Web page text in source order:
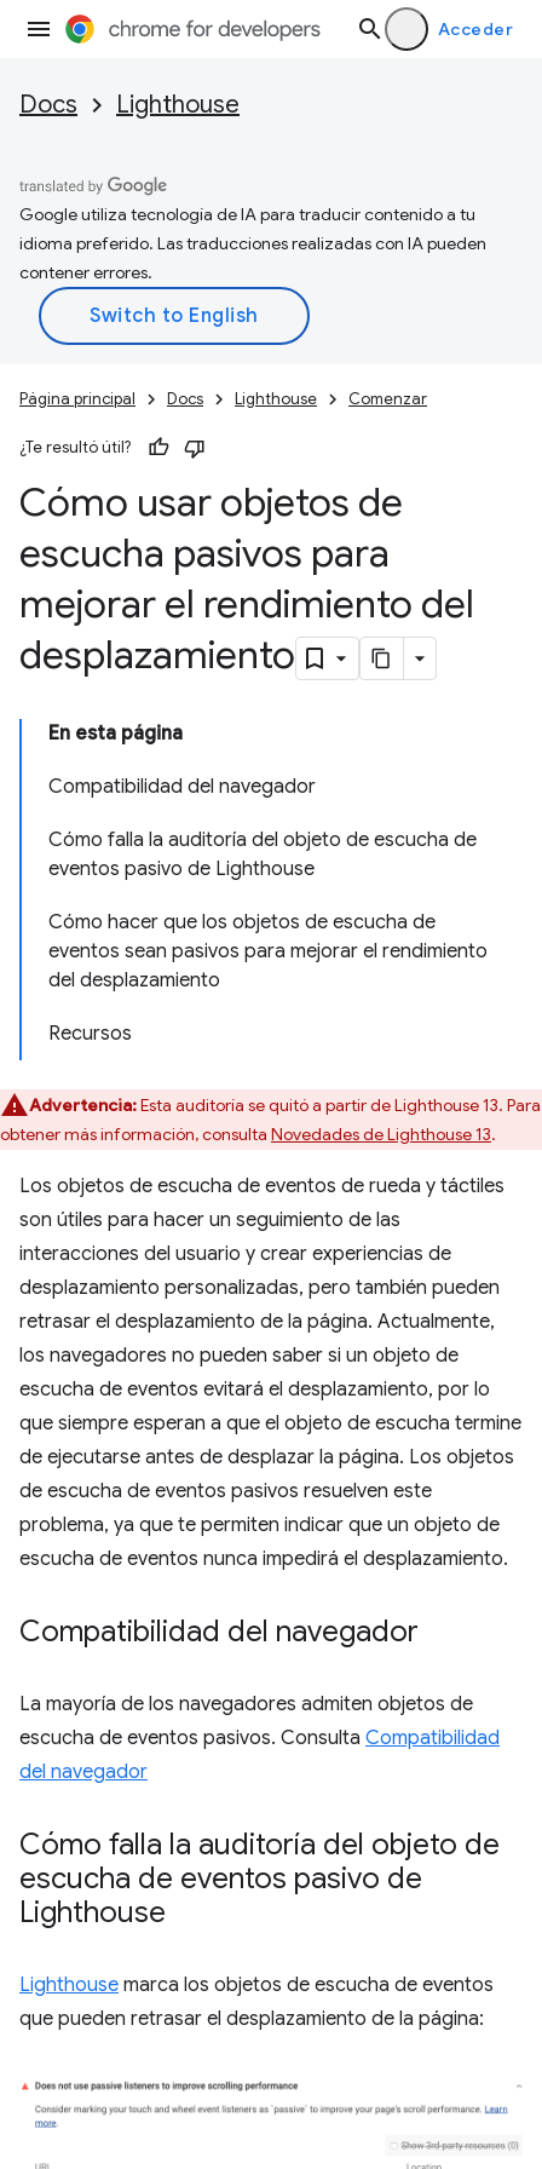
Acceder
Docs Lighthouse
Google utiliza tecnología de IA para traducir contenido a tu
idioma preferido. Las traducciones realizadas con IA pueden
contener errores.
Página principal Docs Lighthouse Comenzar
¿Te resultó útil?
Cómo usar objetos de
escucha pasivos para
mejorar el rendimiento del
desplazamiento
En esta página
Compatibilidad del navegador
Cómo falla la auditoría del objeto de escucha de
eventos pasivo de Lighthouse
Cómo hacer que los objetos de escucha de
eventos sean pasivos para mejorar el rendimiento
del desplazamiento
Recursos
Advertencia:Esta auditoría se quitó a partir de Lighthouse 13. Para
obtener más información, consulta Novedades de Lighthouse 13.
Los objetos de escucha de eventos de rueda y táctiles
son útiles para hacer un seguimiento de las
interacciones del usuario y crear experiencias de
desplazamiento personalizadas, pero también pueden
retrasar el desplazamiento de la página. Actualmente,
los navegadores no pueden saber si un objeto de
escucha de eventos evitará el desplazamiento, por lo
que siempre esperan a que el objeto de escucha termine
de ejecutarse antes de desplazar la página. Los objetos
de escucha de eventos pasivos resuelven este
problema, ya que te permiten indicar que un objeto de
escucha de eventos nunca impedirá el desplazamiento.
Compatibilidad del navegador
La mayoría de los navegadores admiten objetos de
escucha de eventos pasivos. Consulta Compatibilidad
del navegador
Cómo falla la auditoría del objeto de
escucha de eventos pasivo de
Lighthouse
Lighthouse marca los objetos de escucha de eventos
que pueden retrasar el desplazamiento de la página: